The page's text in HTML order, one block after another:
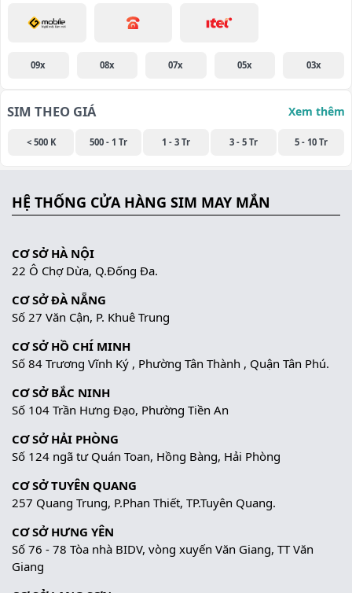
09x 08x 07x 05x 03x
SIM THEO GIÁ Xem thêm
< 500 K 500 - 1 Tr 1 - 3 Tr 3 - 5 Tr 5 - 10 Tr
HỆ THỐNG CỬA HÀNG SIM MAY MẮN
CƠ SỞ HÀ NỘI
22 Ô Chợ Dừa, Q.Đống Đa.
CƠ SỞ ĐÀ NẴNG
Số 27 Văn Cận, P. Khuê Trung
CƠ SỞ HỒ CHÍ MINH
Số 84 Trương Vĩnh Ký , Phường Tân Thành , Quận Tân Phú.
CƠ SỞ BẮC NINH
Số 104 Trần Hưng Đạo, Phường Tiền An
CƠ SỞ HẢI PHÒNG
Số 124 ngã tư Quán Toan, Hồng Bàng, Hải Phòng
CƠ SỞ TUYÊN QUANG
257 Quang Trung, P.Phan Thiết, TP.Tuyên Quang.
CƠ SỞ HƯNG YÊN
Số 76 - 78 Tòa nhà BIDV, vòng xuyến Văn Giang, TT Văn
Giang